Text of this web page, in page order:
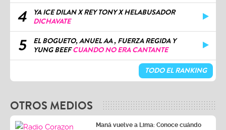
4
YA ICE DILAN X REY TONY X HELABUSADOR
DICHAVATE
5
EL BOGUETO, ANUEL AA , FUERZA REGIDA Y
YUNG BEEFCUANDO NO ERA CANTANTE
TODO EL RANKING
OTROS MEDIOS
Maná vuelve a Lima: Conoce cuándo